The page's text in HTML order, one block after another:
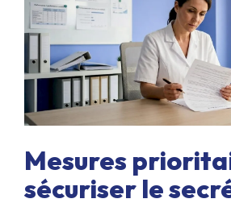
Mesures
sécuriser le